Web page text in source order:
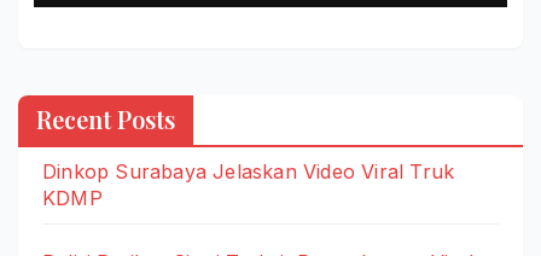
Recent Posts
Dinkop Surabaya Jelaskan Video Viral Truk
KDMP